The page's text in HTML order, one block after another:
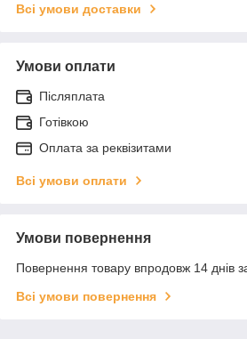
Всі умови доставки
Умови оплати
Післяплата
Готівкою
Оплата за реквізитами
Всі умови оплати
Умови повернення
Повернення товару впродовж 14 днів
Всі умови повернення